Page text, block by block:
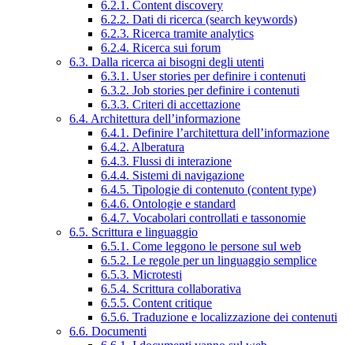
6.2.1. Content discovery
6.2.2. Dati di ricerca (search keywords)
6.2.3. Ricerca tramite analytics
6.2.4. Ricerca sui forum
6.3. Dalla ricerca ai bisogni degli utenti
6.3.1. User stories per definire i contenuti
6.3.2. Job stories per definire i contenuti
6.3.3. Criteri di accettazione
6.4. Architettura dell’informazione
6.4.1. Definire l’architettura dell’informazione
6.4.2. Alberatura
6.4.3. Flussi di interazione
6.4.4. Sistemi di navigazione
6.4.5. Tipologie di contenuto (content type)
6.4.6. Ontologie e standard
6.4.7. Vocabolari controllati e tassonomie
6.5. Scrittura e linguaggio
6.5.1. Come leggono le persone sul web
6.5.2. Le regole per un linguaggio semplice
6.5.3. Microtesti
6.5.4. Scrittura collaborativa
6.5.5. Content critique
6.5.6. Traduzione e localizzazione dei contenuti
6.6. Documenti